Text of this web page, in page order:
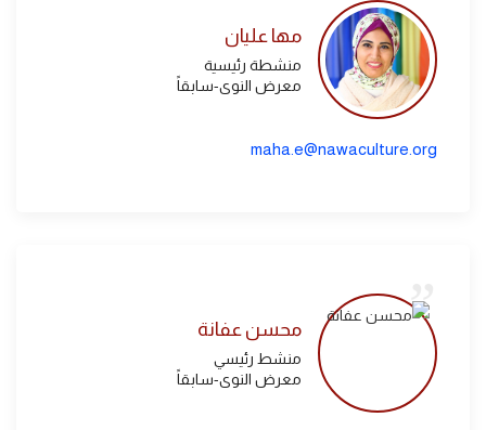
مها عليان
منشطة رئيسية
معرض النوى-سابقاً
maha.e@nawaculture.org
محسن عفانة
منشط رئيسي
معرض النوى-سابقاً